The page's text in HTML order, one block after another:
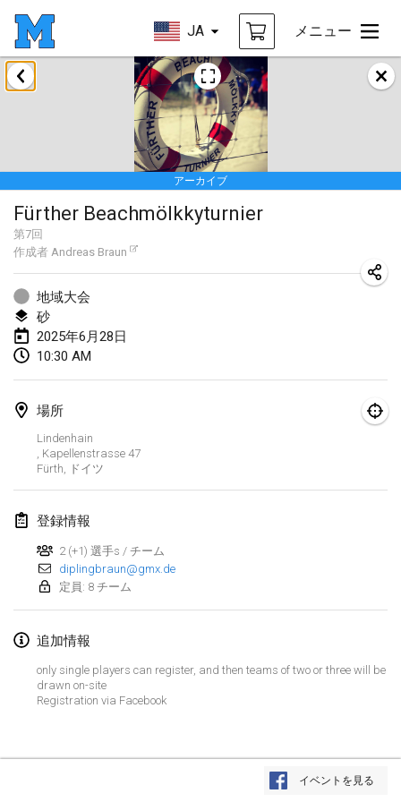
JA メニュー
リストを表示
アーカイブ
Fürther Beachmölkkyturnier
第7回
作成者 Andreas Braun
地域大会
砂
2025年6月28日
10:30 AM
場所
Lindenhain
, Kapellenstrasse 47
Fürth
ドイツ
登録情報
2 (+1) 選手s / チーム
diplingbraun@gmx.de
定員: 8 チーム
追加情報
only single players can register, and then teams of two or three will be
drawn on-site
Registration via Facebook
イベントを見る
2025年1月
Tournoi Mixte ASPTTOM
2025年1月18日|フランス
Indoor Polish Open 2025 - Singles
2025年1月18日|ポーランド
Tournoi de St Max
2025年1月19日|フランス
2025年1月19日
Tournoi de Mölkky - Lesfous Dubâtonvaigeois
2025年1月25日
2025年2月
US Mölkky Winter
2025年2月7日
Open des vendanges tardives
2025年2月8日|フランス
2025年2月15日
SM HalliMölkky - Finnish Championship
2025年2月15日|フィンランド